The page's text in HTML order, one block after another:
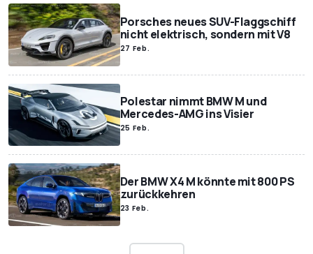
Porsches neues SUV-Flaggschiff
nicht elektrisch, sondern mit V8
27 Feb.
Polestar nimmt BMW M und
Mercedes-AMG ins Visier
25 Feb.
Der BMW X4 M könnte mit 800 PS
zurückkehren
23 Feb.